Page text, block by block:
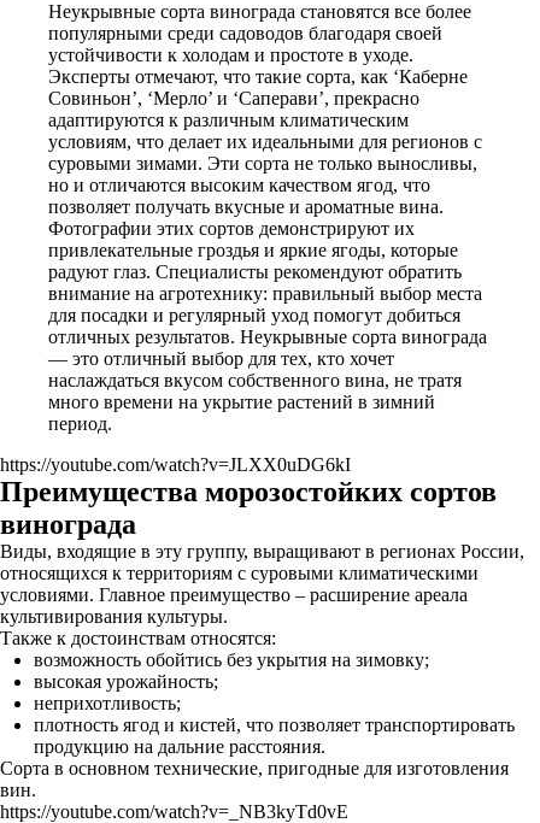
Неукрывные сорта винограда становятся все более
популярными среди садоводов благодаря своей
устойчивости к холодам и простоте в уходе.
Эксперты отмечают, что такие сорта, как ‘Каберне
Совиньон’, ‘Мерло’ и ‘Саперави’, прекрасно
адаптируются к различным климатическим
условиям, что делает их идеальными для регионов с
суровыми зимами. Эти сорта не только выносливы,
но и отличаются высоким качеством ягод, что
позволяет получать вкусные и ароматные вина.
Фотографии этих сортов демонстрируют их
привлекательные гроздья и яркие ягоды, которые
радуют глаз. Специалисты рекомендуют обратить
внимание на агротехнику: правильный выбор места
для посадки и регулярный уход помогут добиться
отличных результатов. Неукрывные сорта винограда
— это отличный выбор для тех, кто хочет
наслаждаться вкусом собственного вина, не тратя
много времени на укрытие растений в зимний
период.
https://youtube.com/watch?v=JLXX0uDG6kI
Преимущества морозостойких сортов
винограда
Виды, входящие в эту группу, выращивают в регионах России,
относящихся к территориям с суровыми климатическими
условиями. Главное преимущество – расширение ареала
культивирования культуры.
Также к достоинствам относятся:
возможность обойтись без укрытия на зимовку;
высокая урожайность;
неприхотливость;
плотность ягод и кистей, что позволяет транспортировать
продукцию на дальние расстояния.
Сорта в основном технические, пригодные для изготовления
вин.
https://youtube.com/watch?v=_NB3kyTd0vE